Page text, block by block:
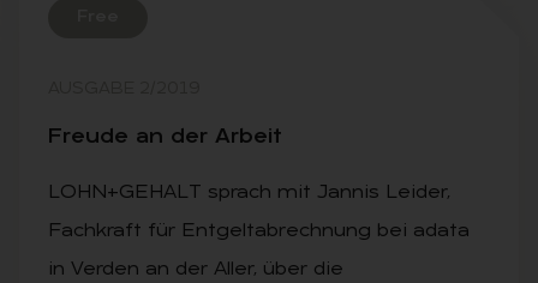
Freu­de an der Ar­beit
LOHN+GEHALT sprach mit Jannis Leider,
Fachkraft für Entgeltabrechnung bei adata
in Verden an der Aller, über die